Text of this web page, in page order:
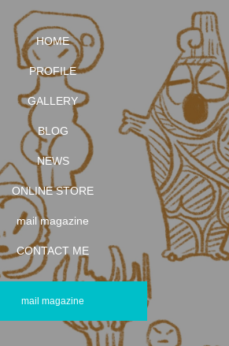
HOME
PROFILE
GALLERY
BLOG
NEWS
ONLINE STORE
mail magazine
CONTACT ME
mail magazine